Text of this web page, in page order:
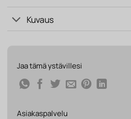
Kuvaus
Jaa tämä ystävillesi
Asiakaspalvelu